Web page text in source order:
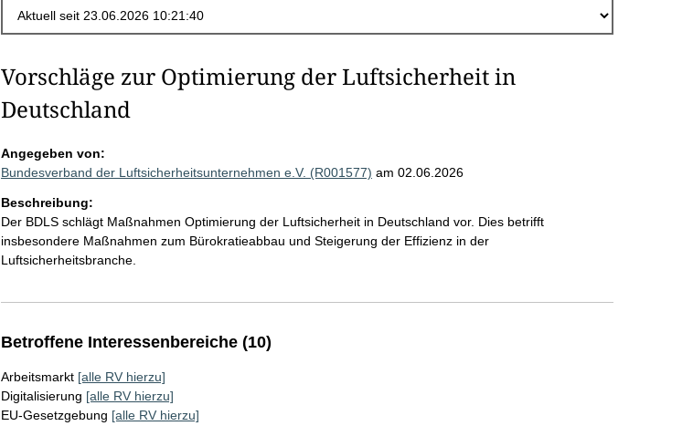
Vorschläge zur Optimierung der Luftsicherheit in
Deutschland
Angegeben von:
Bundesverband der Luftsicherheitsunternehmen e.V. (R001577) am 02.06.2026
Beschreibung:
Der BDLS schlägt Maßnahmen Optimierung der Luftsicherheit in Deutschland vor. Dies betrifft
insbesondere Maßnahmen zum Bürokratieabbau und Steigerung der Effizienz in der
Luftsicherheitsbranche.
Betroffene Interessenbereiche (10)
Arbeitsmarkt [alle RV hierzu]
Digitalisierung [alle RV hierzu]
EU-Gesetzgebung [alle RV hierzu]